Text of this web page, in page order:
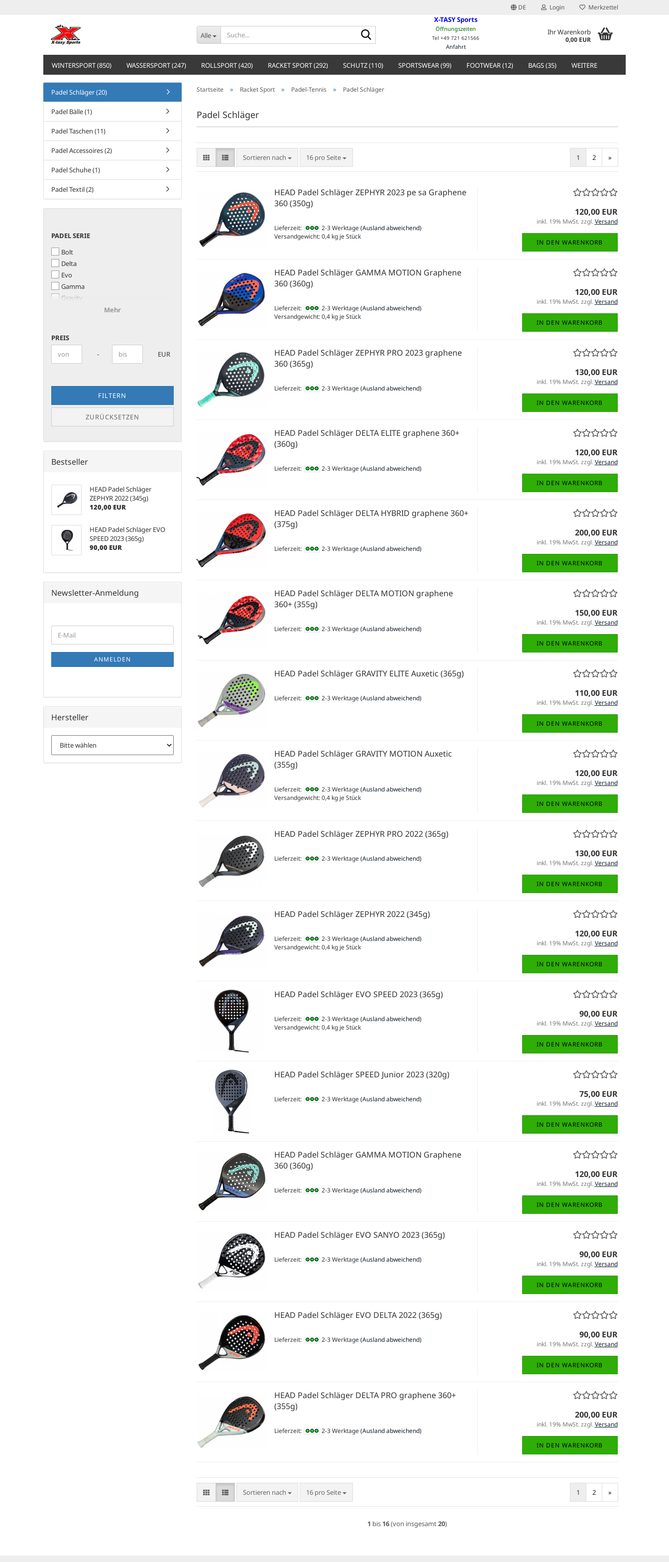
DE Login Merkzettel
Alle
X-TASY Sports
Öffnungszeiten
Tel +49 721 621566
Anfahrt
Ihr Warenkorb
0,00 EUR
WINTERSPORT (850) WASSERSPORT (247) ROLLSPORT (420) RACKET SPORT (292) SCHUTZ (110) SPORTSWEAR (99) FOOTWEAR (12) BAGS (35) WEITERE
Startseite » Racket Sport » Padel-Tennis » Padel Schläger
Padel Schläger
Sortieren nach
Sortieren nach 16 pro Seite
pro Seite 1 2 »
HEAD Padel Schläger ZEPHYR 2023 pe sa Graphene
360 (350g)
Lieferzeit: 2-3 Werktage (Ausland abweichend)
Versandgewicht:0,4kg je Stück
120,00 EUR
inkl. 19% MwSt. zzgl.Versand
IN DEN WARENKORB
HEAD Padel Schläger GAMMA MOTION Graphene
360 (360g)
Lieferzeit: 2-3 Werktage (Ausland abweichend)
Versandgewicht:0,4kg je Stück
120,00 EUR
inkl. 19% MwSt. zzgl.Versand
IN DEN WARENKORB
HEAD Padel Schläger ZEPHYR PRO 2023 graphene
360 (365g)
Lieferzeit: 2-3 Werktage (Ausland abweichend)
130,00 EUR
inkl. 19% MwSt. zzgl.Versand
IN DEN WARENKORB
HEAD Padel Schläger DELTA ELITE graphene 360+
(360g)
Lieferzeit: 2-3 Werktage (Ausland abweichend)
120,00 EUR
inkl. 19% MwSt. zzgl.Versand
IN DEN WARENKORB
HEAD Padel Schläger DELTA HYBRID graphene 360+
(375g)
Lieferzeit: 2-3 Werktage (Ausland abweichend)
200,00 EUR
inkl. 19% MwSt. zzgl.Versand
IN DEN WARENKORB
HEAD Padel Schläger DELTA MOTION graphene
360+ (355g)
Lieferzeit: 2-3 Werktage (Ausland abweichend)
150,00 EUR
inkl. 19% MwSt. zzgl.Versand
IN DEN WARENKORB
HEAD Padel Schläger GRAVITY ELITE Auxetic (365g)
Lieferzeit: 2-3 Werktage (Ausland abweichend) 110,00 EUR
inkl. 19% MwSt. zzgl.Versand
IN DEN WARENKORB
HEAD Padel Schläger GRAVITY MOTION Auxetic
(355g)
Lieferzeit: 2-3 Werktage (Ausland abweichend)
Versandgewicht:0,4kg je Stück
120,00 EUR
inkl. 19% MwSt. zzgl.Versand
IN DEN WARENKORB
HEAD Padel Schläger ZEPHYR PRO 2022 (365g)
Lieferzeit: 2-3 Werktage (Ausland abweichend) 130,00 EUR
inkl. 19% MwSt. zzgl.Versand
IN DEN WARENKORB
HEAD Padel Schläger ZEPHYR 2022 (345g)
Lieferzeit: 2-3 Werktage (Ausland abweichend)
Versandgewicht:0,4kg je Stück
120,00 EUR
inkl. 19% MwSt. zzgl.Versand
IN DEN WARENKORB
HEAD Padel Schläger EVO SPEED 2023 (365g)
Lieferzeit: 2-3 Werktage (Ausland abweichend)
Versandgewicht:0,4kg je Stück
90,00 EUR
inkl. 19% MwSt. zzgl.Versand
IN DEN WARENKORB
HEAD Padel Schläger SPEED Junior 2023 (320g)
Lieferzeit: 2-3 Werktage (Ausland abweichend) 75,00 EUR
inkl. 19% MwSt. zzgl.Versand
IN DEN WARENKORB
HEAD Padel Schläger GAMMA MOTION Graphene
360 (360g)
Lieferzeit: 2-3 Werktage (Ausland abweichend)
120,00 EUR
inkl. 19% MwSt. zzgl.Versand
IN DEN WARENKORB
HEAD Padel Schläger EVO SANYO 2023 (365g)
Lieferzeit: 2-3 Werktage (Ausland abweichend) 90,00 EUR
inkl. 19% MwSt. zzgl.Versand
IN DEN WARENKORB
HEAD Padel Schläger EVO DELTA 2022 (365g)
Lieferzeit: 2-3 Werktage (Ausland abweichend) 90,00 EUR
inkl. 19% MwSt. zzgl.Versand
IN DEN WARENKORB
HEAD Padel Schläger DELTA PRO graphene 360+
(355g)
Lieferzeit: 2-3 Werktage (Ausland abweichend)
200,00 EUR
inkl. 19% MwSt. zzgl.Versand
IN DEN WARENKORB
Sortieren nach
Sortieren nach 16 pro Seite
pro Seite 1 2 »
1 bis 16(von insgesamt20)
Padel Schläger (20)
Padel Bälle (1)
Padel Taschen (11)
Padel Accessoires (2)
Padel Schuhe (1)
Padel Textil (2)
PADEL
PADEL SERIE
Bolt
Delta
Evo
Gamma
Gravity
Mehr
PREIS
Preis bis
- EUR
FILTERN
ZURÜCKSETZEN
Bestseller
HEAD Padel Schläger
ZEPHYR 2022 (345g)
120,00 EUR
HEAD Padel Schläger EVO
SPEED 2023 (365g)
90,00 EUR
Newsletter-Anmeldung
ZUR
NEWSLETTER-
E-
Mail
ANMELDEN
Hersteller